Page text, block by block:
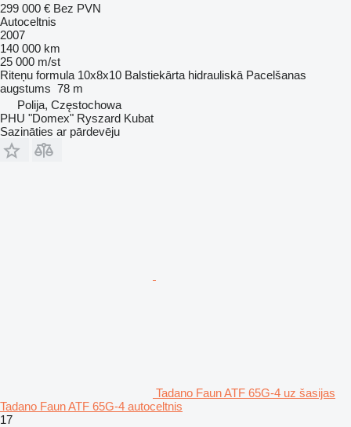
299 000 € Bez PVN
Autoceltnis
2007
140 000 km
25 000 m/st
Riteņu formula 10x8x10 Balstiekārta hidrauliskā Pacelšanas
augstums 78 m
Polija, Częstochowa
PHU "Domex" Ryszard Kubat
Sazināties ar pārdevēju
Tadano Faun ATF 65G-4 uz šasijas
Tadano Faun ATF 65G-4 autoceltnis
17